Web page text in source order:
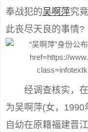
奉战犯的吴啊萍究
此丧尽天良的事情?
经调查核实，在
为吴啊萍(女，1990
自幼在原籍福建晋